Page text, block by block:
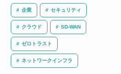
企業 セキュリティ
クラウド SD-WAN
ゼロトラスト
ネットワークインフラ